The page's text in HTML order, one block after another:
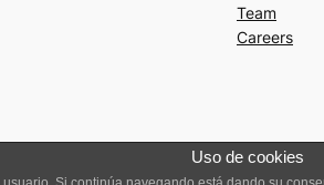
Team
Careers
Uso de cookies